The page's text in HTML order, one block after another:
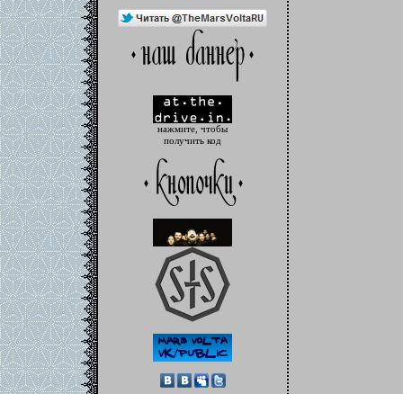
нажмите, чтобы
получить код